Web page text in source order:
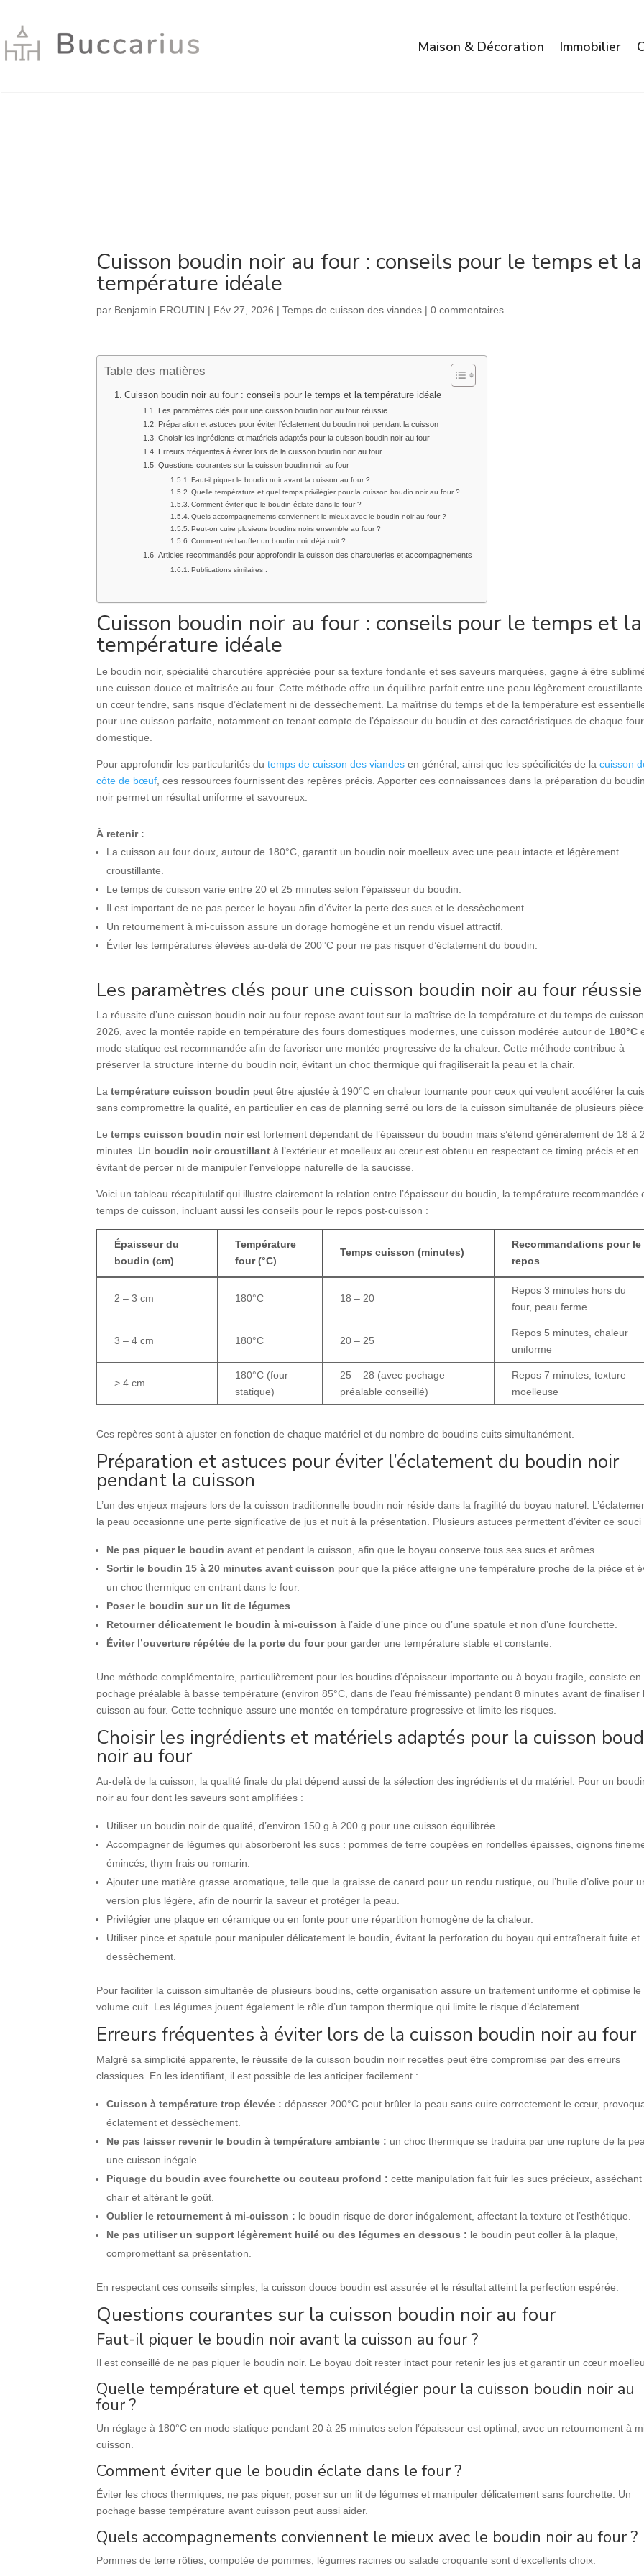
Maison & Décoration Immobilier
Cuisson boudin noir au four : conseils pour le temps et la
température idéale
par Benjamin FROUTIN | Fév 27, 2026 |Temps de cuisson des viandes |0 commentaires
Table des matières
Cuisson boudin noir au four : conseils pour le temps et la température idéale
Les paramètres clés pour une cuisson boudin noir au four réussie
Préparation et astuces pour éviter l’éclatement du boudin noir pendant la cuisson
Choisir les ingrédients et matériels adaptés pour la cuisson boudin noir au four
Erreurs fréquentes à éviter lors de la cuisson boudin noir au four
Questions courantes sur la cuisson boudin noir au four
Faut-il piquer le boudin noir avant la cuisson au four ?
Quelle température et quel temps privilégier pour la cuisson boudin noir au four ?
Comment éviter que le boudin éclate dans le four ?
Quels accompagnements conviennent le mieux avec le boudin noir au four ?
Peut-on cuire plusieurs boudins noirs ensemble au four ?
Comment réchauffer un boudin noir déjà cuit ?
Articles recommandés pour approfondir la cuisson des charcuteries et accompagnements
Publications similaires :
Cuisson boudin noir au four : conseils pour le temps et la
température idéale
Le boudin noir, spécialité charcutière appréciée pour sa texture fondante et ses saveurs marquées, gagne à être
une cuisson douce et maîtrisée au four. Cette méthode offre un équilibre parfait entre une peau légèrement
un cœur tendre, sans risque d’éclatement ni de dessèchement. La maîtrise du temps et de la température est
pour une cuisson parfaite, notamment en tenant compte de l’épaisseur du boudin et des caractéristiques de chaque four
domestique.
Pour approfondir les particularités dutemps de cuisson des viandes en général, ainsi que les spécificités de lacuisson
côte de bœuf , ces ressources fournissent des repères précis. Apporter ces connaissances dans la préparation du boudin
noir permet un résultat uniforme et savoureux.
À retenir :
La cuisson au four doux, autour de 180°C, garantit un boudin noir moelleux avec une peau intacte et légèrement
croustillante.
Le temps de cuisson varie entre 20 et 25 minutes selon l’épaisseur du boudin.
Il est important de ne pas percer le boyau afin d’éviter la perte des sucs et le dessèchement.
Un retournement à mi-cuisson assure un dorage homogène et un rendu visuel attractif.
Éviter les températures élevées au-delà de 200°C pour ne pas risquer d’éclatement du boudin.
Les paramètres clés pour une cuisson boudin noir au four réussie
La réussite d’une cuisson boudin noir au four repose avant tout sur la maîtrise de la température et du temps de
2026, avec la montée rapide en température des fours domestiques modernes, une cuisson modérée autour de 180°C
mode statique est recommandée afin de favoriser une montée progressive de la chaleur. Cette méthode contribue à
préserver la structure interne du boudin noir, évitant un choc thermique qui fragiliserait la peau et la chair.
Latempérature cuisson boudin peut être ajustée à 190°C en chaleur tournante pour ceux qui veulent accélérer la
sans compromettre la qualité, en particulier en cas de planning serré ou lors de la cuisson simultanée de plusieurs
Letemps cuisson boudin noirest fortement dépendant de l’épaisseur du boudin mais s’étend généralement de 18 à
minutes. Un boudin noir croustillant à l’extérieur et moelleux au cœur est obtenu en respectant ce timing précis et en
évitant de percer ni de manipuler l’enveloppe naturelle de la saucisse.
Voici un tableau récapitulatif qui illustre clairement la relation entre l’épaisseur du boudin, la température recommandée
temps de cuisson, incluant aussi les conseils pour le repos post-cuisson :
Épaisseur du
boudin (cm)
Température
four (°C)
Temps cuisson (minutes)
Recommandations pour le
repos
2 – 3 cm 180°C 18 – 20
Repos 3 minutes hors du
four, peau ferme
3 – 4 cm 180°C 20 – 25
Repos 5 minutes, chaleur
uniforme
> 4 cm
180°C (four
statique)
25 – 28 (avec pochage
préalable conseillé)
Repos 7 minutes, texture
moelleuse
Ces repères sont à ajuster en fonction de chaque matériel et du nombre de boudins cuits simultanément.
Préparation et astuces pour éviter l’éclatement du boudin noir
pendant la cuisson
L’un des enjeux majeurs lors de la cuisson traditionnelle boudin noir réside dans la fragilité du boyau naturel.
la peau occasionne une perte significative de jus et nuit à la présentation. Plusieurs astuces permettent d’éviter ce souci
Ne pas piquer le boudin avant et pendant la cuisson, afin que le boyau conserve tous ses sucs et arômes.
Sortir le boudin 15 à 20 minutes avant cuisson pour que la pièce atteigne une température proche de la pièce et
un choc thermique en entrant dans le four.
Poser le boudin sur un lit de légumes
Retourner délicatement le boudin à mi-cuisson à l’aide d’une pince ou d’une spatule et non d’une fourchette.
Éviter l’ouverture répétée de la porte du fourpour garder une température stable et constante.
Une méthode complémentaire, particulièrement pour les boudins d’épaisseur importante ou à boyau fragile, consiste en
pochage préalable à basse température (environ 85°C, dans de l’eau frémissante) pendant 8 minutes avant de finaliser
cuisson au four. Cette technique assure une montée en température progressive et limite les risques.
Choisir les ingrédients et matériels adaptés pour la cuisson
noir au four
Au-delà de la cuisson, la qualité finale du plat dépend aussi de la sélection des ingrédients et du matériel. Pour un
noir au four dont les saveurs sont amplifiées :
Utiliser un boudin noir de qualité, d’environ 150 g à 200 g pour une cuisson équilibrée.
Accompagner de légumes qui absorberont les sucs : pommes de terre coupées en rondelles épaisses, oignons
émincés, thym frais ou romarin.
Ajouter une matière grasse aromatique, telle que la graisse de canard pour un rendu rustique, ou l’huile d’olive pour
version plus légère, afin de nourrir la saveur et protéger la peau.
Privilégier une plaque en céramique ou en fonte pour une répartition homogène de la chaleur.
Utiliser pince et spatule pour manipuler délicatement le boudin, évitant la perforation du boyau qui entraînerait fuite et
dessèchement.
Pour faciliter la cuisson simultanée de plusieurs boudins, cette organisation assure un traitement uniforme et optimise le
volume cuit. Les légumes jouent également le rôle d’un tampon thermique qui limite le risque d’éclatement.
Erreurs fréquentes à éviter lors de la cuisson boudin noir au four
Malgré sa simplicité apparente, le réussite de la cuisson boudin noir recettes peut être compromise par des erreurs
classiques. En les identifiant, il est possible de les anticiper facilement :
Cuisson à température trop élevée : dépasser 200°C peut brûler la peau sans cuire correctement le cœur,
éclatement et dessèchement.
Ne pas laisser revenir le boudin à température ambiante : un choc thermique se traduira par une rupture de la
une cuisson inégale.
Piquage du boudin avec fourchette ou couteau profond : cette manipulation fait fuir les sucs précieux, asséchant
chair et altérant le goût.
Oublier le retournement à mi-cuisson : le boudin risque de dorer inégalement, affectant la texture et l’esthétique.
Ne pas utiliser un support légèrement huilé ou des légumes en dessous : le boudin peut coller à la plaque,
compromettant sa présentation.
En respectant ces conseils simples, la cuisson douce boudin est assurée et le résultat atteint la perfection espérée.
Questions courantes sur la cuisson boudin noir au four
Faut-il piquer le boudin noir avant la cuisson au four ?
Il est conseillé de ne pas piquer le boudin noir. Le boyau doit rester intact pour retenir les jus et garantir un cœur
Quelle température et quel temps privilégier pour la cuisson boudin noir au
four ?
Un réglage à 180°C en mode statique pendant 20 à 25 minutes selon l’épaisseur est optimal, avec un retournement à
cuisson.
Comment éviter que le boudin éclate dans le four ?
Éviter les chocs thermiques, ne pas piquer, poser sur un lit de légumes et manipuler délicatement sans fourchette. Un
pochage basse température avant cuisson peut aussi aider.
Quels accompagnements conviennent le mieux avec le boudin noir au four ?
Pommes de terre rôties, compotée de pommes, légumes racines ou salade croquante sont d’excellents choix.